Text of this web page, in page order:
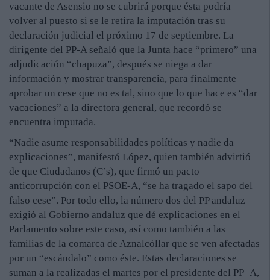
vacante de Asensio no se cubrirá porque ésta podría
volver al puesto si se le retira la imputación tras su
declaración judicial el próximo 17 de septiembre. La
dirigente del PP-A señaló que la Junta hace “primero” una
adjudicación “chapuza”, después se niega a dar
información y mostrar transparencia, para finalmente
aprobar un cese que no es tal, sino que lo que hace es “dar
vacaciones” a la directora general, que recordó se
encuentra imputada.
“Nadie asume responsabilidades políticas y nadie da
explicaciones”, manifestó López, quien también advirtió
de que Ciudadanos (C’s), que firmó un pacto
anticorrupción con el PSOE-A, “se ha tragado el sapo del
falso cese”. Por todo ello, la número dos del PP andaluz
exigió al Gobierno andaluz que dé explicaciones en el
Parlamento sobre este caso, así como también a las
familias de la comarca de Aznalcóllar que se ven afectadas
por un “escándalo” como éste. Estas declaraciones se
suman a la realizadas el martes por el presidente del PP–A,